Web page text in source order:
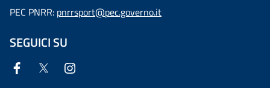
PEC PNRR: pnrrsport@pec.governo.it
SEGUICI SU